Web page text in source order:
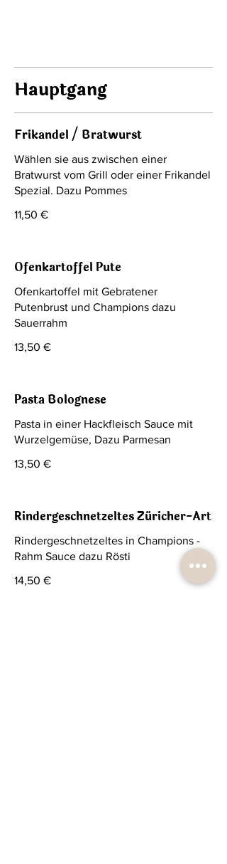
Hauptgang
Frikandel / Bratwurst
Wählen sie aus zwischen einer
Bratwurst vom Grill oder einer Frikandel
Spezial. Dazu Pommes
11,50 €
Ofenkartoffel Pute
Ofenkartoffel mit Gebratener
Putenbrust und Champions dazu
Sauerrahm
13,50 €
Pasta Bolognese
Pasta in einer Hackfleisch Sauce mit
Wurzelgemüse, Dazu Parmesan
13,50 €
Rindergeschnetzeltes Züricher-Art
Rindergeschnetzeltes in Champions -
Rahm Sauce dazu Rösti
14,50 €